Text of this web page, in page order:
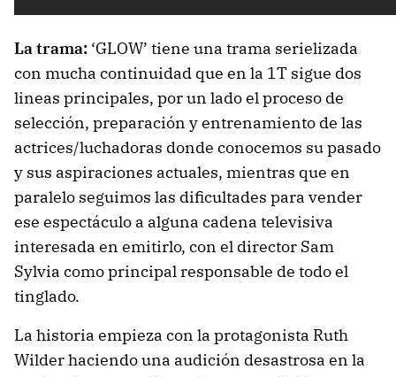
La trama: ‘GLOW’ tiene una trama serielizada
con mucha continuidad que en la 1T sigue dos
lineas principales, por un lado el proceso de
selección, preparación y entrenamiento de las
actrices/luchadoras donde conocemos su pasado
y sus aspiraciones actuales, mientras que en
paralelo seguimos las dificultades para vender
ese espectáculo a alguna cadena televisiva
interesada en emitirlo, con el director Sam
Sylvia como principal responsable de todo el
tinglado.
La historia empieza con la protagonista Ruth
Wilder haciendo una audición desastrosa en la